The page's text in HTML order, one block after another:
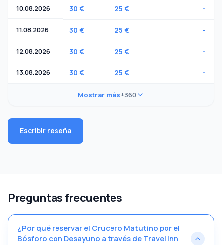
10.08.2026 30 € 25 € -
11.08.2026 30 € 25 € -
12.08.2026 30 € 25 € -
13.08.2026 30 € 25 € -
Mostrar más+360
Escribir reseña
Preguntas frecuentes
¿Por qué reservar el Crucero Matutino por el
Bósforo con Desayuno a través de Travel Inn